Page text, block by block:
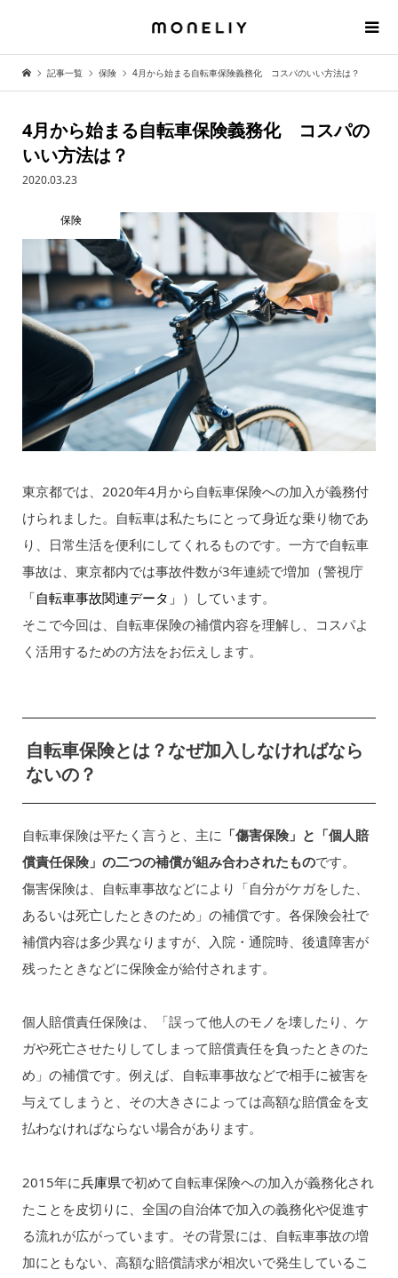
記事一覧 保険 4月から始まる自転車保険義務化 コスパのいい方法は？
4月から始まる自転車保険義務化 コスパの
いい方法は？
2020.03.23
保険
東京都では、2020年4月から自転車保険への加入が義務付
けられました。自転車は私たちにとって身近な乗り物であ
り、日常生活を便利にしてくれるものです。一方で自転車
事故は、東京都内では事故件数が3年連続で増加（警視庁
「自転車事故関連データ」 ）しています。
そこで今回は、自転車保険の補償内容を理解し、コスパよ
く活用するための方法をお伝えします。
自転車保険とは？なぜ加入しなければなら
ないの？
自転車保険は平たく言うと、主に 「傷害保険」と「個人賠
償責任保険」の二つの補償が組み合わされたものです。
傷害保険は、自転車事故などにより「自分がケガをした、
あるいは死亡したときのため」の補償です。各保険会社で
補償内容は多少異なりますが、入院・通院時、後遺障害が
残ったときなどに保険金が給付されます。
個人賠償責任保険は、「誤って他人のモノを壊したり、ケ
ガや死亡させたりしてしまって賠償責任を負ったときのた
め」の補償です。例えば、自転車事故などで相手に被害を
与えてしまうと、その大きさによっては高額な賠償金を支
払わなければならない場合があります。
2015年に兵庫県で初めて自転車保険への加入が義務化され
たことを皮切りに、全国の自治体で加入の義務化や促進す
る流れが広がっています。その背景には、自転車事故の増
加にともない、高額な賠償請求が相次いで発生しているこ